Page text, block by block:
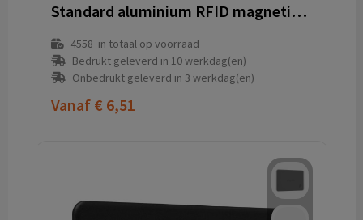
Standard aluminium RFID magnetic telefoon kaarthouder
4558 in totaal op voorraad
Bedrukt geleverd in 10 werkdag(en)
Onbedrukt geleverd in 3 werkdag(en)
Vanaf € 6,51